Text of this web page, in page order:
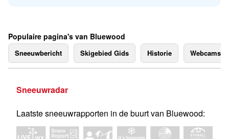
Populaire pagina's van Bluewood
Sneeuwbericht Skigebied Gids Historie Webcams
Sneeuwradar
Laatste sneeuwrapporten in de buurt van Bluewood: